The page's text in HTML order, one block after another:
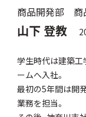
商品開発部 商
山下 登教
学生時代は建築工
ームへ入社。
最初の5年間は開
業務を担当。